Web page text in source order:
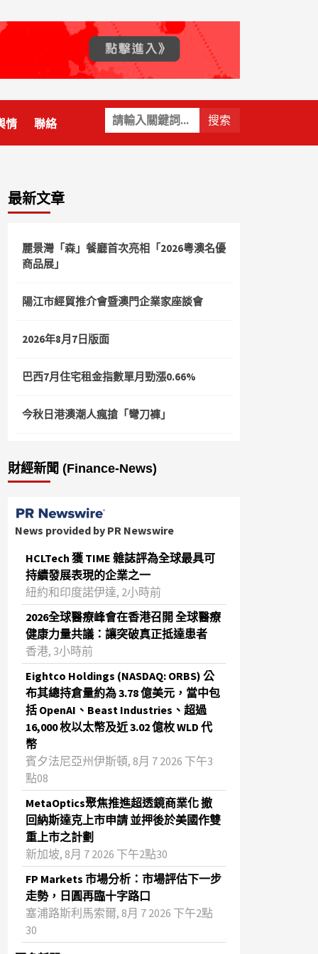
關
鍵
字:
情 聯絡
最新文章
麗景灣「森」餐廳首次亮相「2026粵澳名優
商品展」
陽江市經貿推介會暨澳門企業家座談會
2026年8月7日版面
巴西7月住宅租金指數單月勁漲0.66%
今秋日港澳潮人瘋搶「彎刀褲」
財經新聞 (Finance-News)
News provided by PR Newswire
HCLTech 獲 TIME 雜誌評為全球最具可
持續發展表現的企業之一
紐約和印度諾伊達, 2小時前
2026全球醫療峰會在香港召開 全球醫療
健康力量共議：讓突破真正抵達患者
香港, 3小時前
Eightco Holdings (NASDAQ: ORBS) 公
布其總持倉量約為 3.78 億美元，當中包
括 OpenAI、Beast Industries、超過
16,000 枚以太幣及近 3.02 億枚 WLD 代
幣
賓夕法尼亞州伊斯頓, 8月 7 2026 下午3
點08
MetaOptics聚焦推進超透鏡商業化 撤
回納斯達克上市申請 並押後於美國作雙
重上市之計劃
新加坡, 8月 7 2026 下午2點30
FP Markets 市場分析：市場評估下一步
走勢，日圓再臨十字路口
塞浦路斯利馬索爾, 8月 7 2026 下午2點
30